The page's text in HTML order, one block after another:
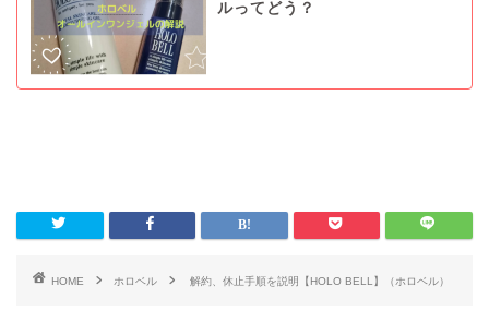
ルってどう？
HOME ホロベル 解約、休止手順を説明【HOLO BELL】（ホロベル）